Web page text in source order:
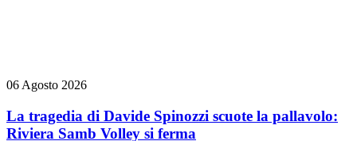
06 Agosto 2026
La tragedia di Davide Spinozzi scuote la pallavolo:
Riviera Samb Volley si ferma